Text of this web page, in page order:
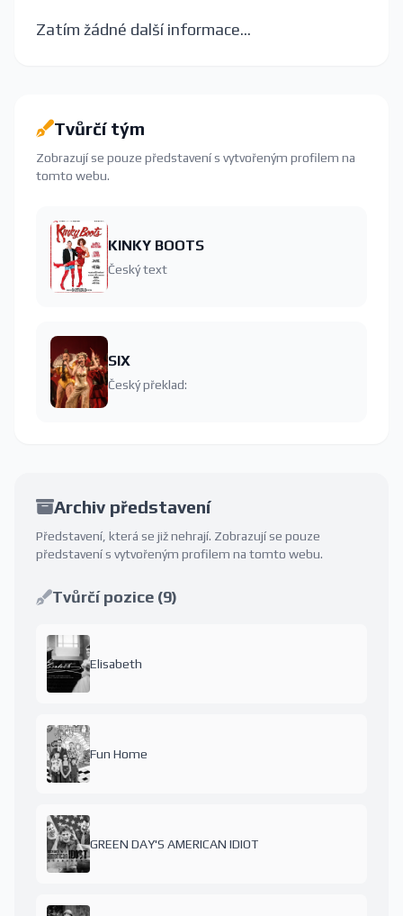
Zatím žádné další informace...
Tvůrčí tým
Zobrazují se pouze představení s vytvořeným profilem na
tomto webu.
KINKY BOOTS
Český text
SIX
Český překlad:
Archiv představení
Představení, která se již nehrají. Zobrazují se pouze
představení s vytvořeným profilem na tomto webu.
Tvůrčí pozice (9)
Elisabeth
Fun Home
GREEN DAY'S AMERICAN IDIOT